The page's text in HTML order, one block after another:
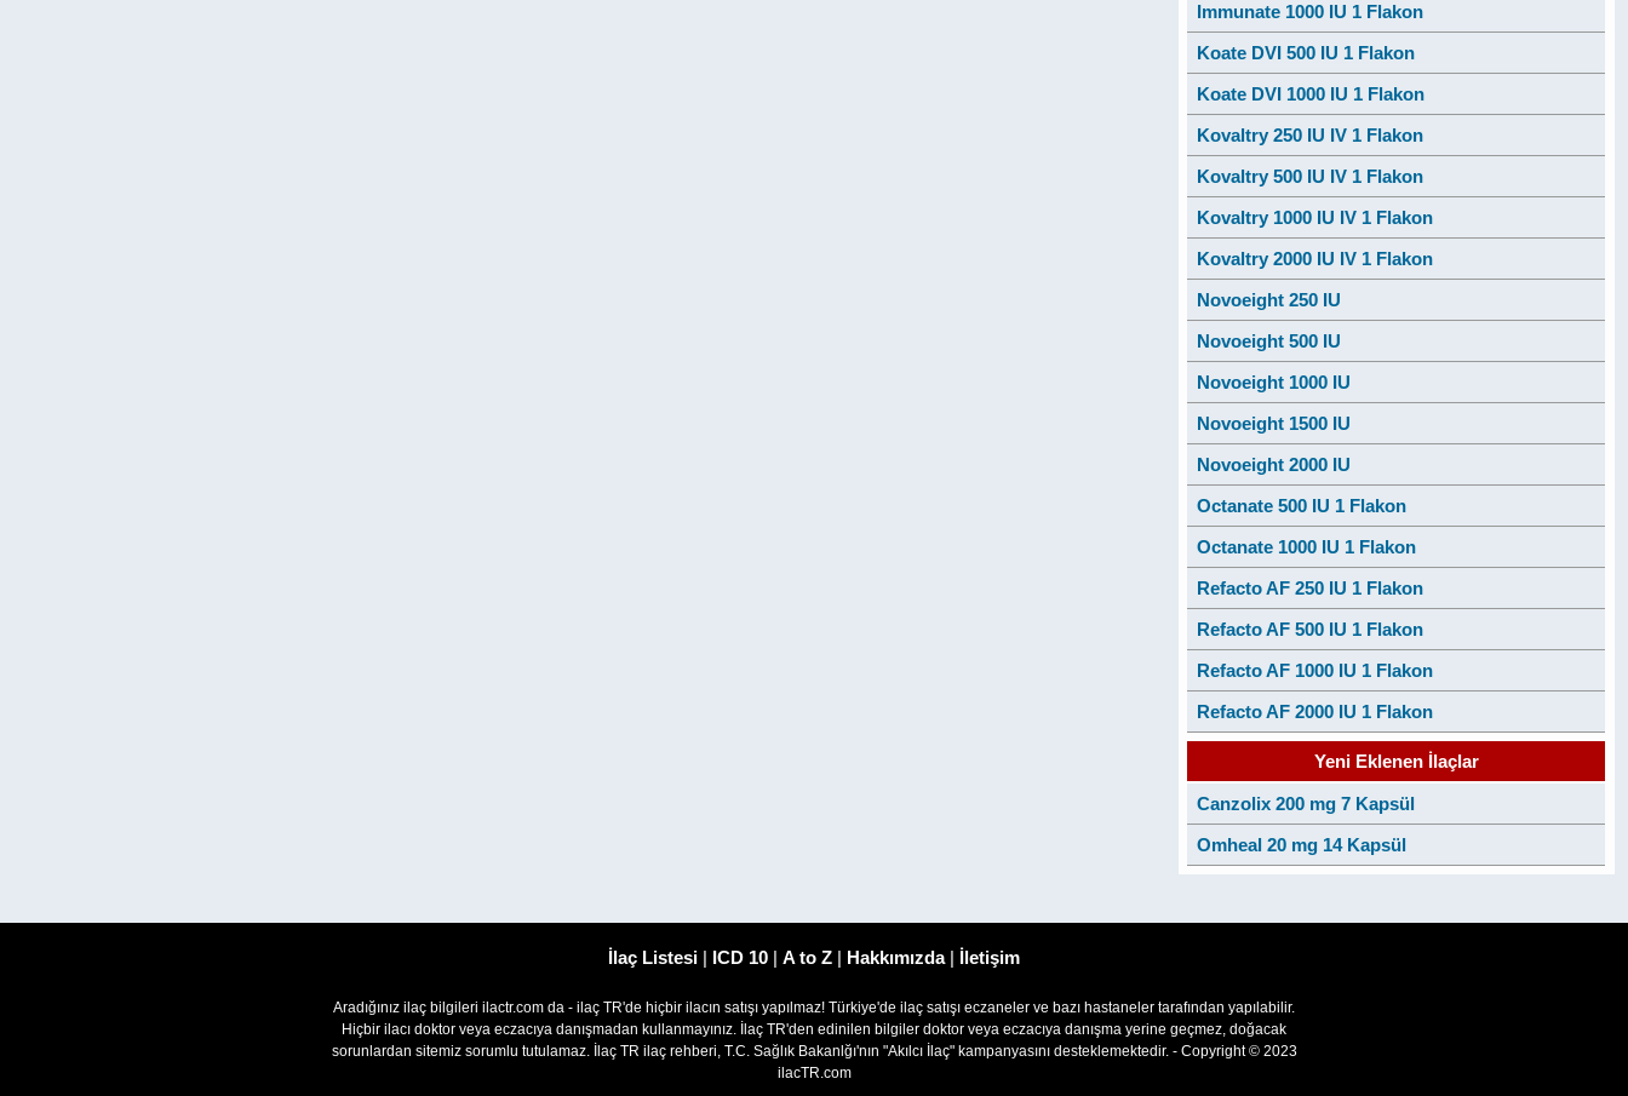
Immunate 1000 IU 1 Flakon
Koate DVI 500 IU 1 Flakon
Koate DVI 1000 IU 1 Flakon
Kovaltry 250 IU IV 1 Flakon
Kovaltry 500 IU IV 1 Flakon
Kovaltry 1000 IU IV 1 Flakon
Kovaltry 2000 IU IV 1 Flakon
Novoeight 250 IU
Novoeight 500 IU
Novoeight 1000 IU
Novoeight 1500 IU
Novoeight 2000 IU
Octanate 500 IU 1 Flakon
Octanate 1000 IU 1 Flakon
Refacto AF 250 IU 1 Flakon
Refacto AF 500 IU 1 Flakon
Refacto AF 1000 IU 1 Flakon
Refacto AF 2000 IU 1 Flakon
Yeni Eklenen İlaçlar
Canzolix 200 mg 7 Kapsül
Omheal 20 mg 14 Kapsül
İlaç Listesi | ICD 10 | A to Z | Hakkımızda| İletişim
Aradığınız ilaç bilgileri ilactr.com da - ilaç TR'de hiçbir ilacın satışı yapılmaz! Türkiye'de ilaç satışı eczaneler ve bazı hastaneler tarafından yapılabilir.
Hiçbir ilacı doktor veya eczacıya danışmadan kullanmayınız. İlaç TR'den edinilen bilgiler doktor veya eczacıya danışma yerine geçmez, doğacak
sorunlardan sitemiz sorumlu tutulamaz. İlaç TR ilaç rehberi, T.C. Sağlık Bakanlğı'nın "Akılcı İlaç" kampanyasını desteklemektedir. - Copyright © 2023
ilacTR.com